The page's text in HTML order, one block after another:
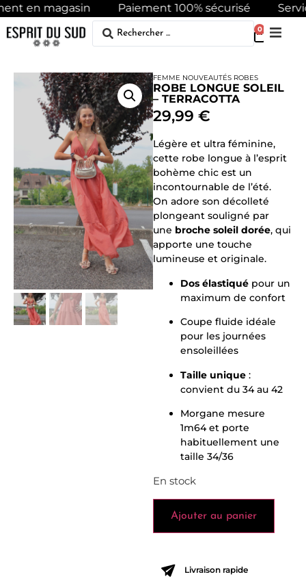
en magasin Paiement 100% sécurisé
0
ACCUEIL/ FEMME /ROBES
FEMME NOUVEAUTÉS ROBES
ROBE LONGUE SOLEIL
– TERRACOTTA
29,99 €
Légère et ultra féminine,
cette robe longue à l’esprit
bohème chic est un
incontournable de l’été.
On adore son décolleté
plongeant souligné par
une broche soleil dorée, qui
apporte une touche
lumineuse et originale.
Dos élastiqué pour un
maximum de confort
Coupe fluide idéale
pour les journées
ensoleillées
Taille unique :
convient du 34 au 42
Morgane mesure
1m64 et porte
habituellement une
taille 34/36
En stock
Ajouter au panier
Livraison rapide